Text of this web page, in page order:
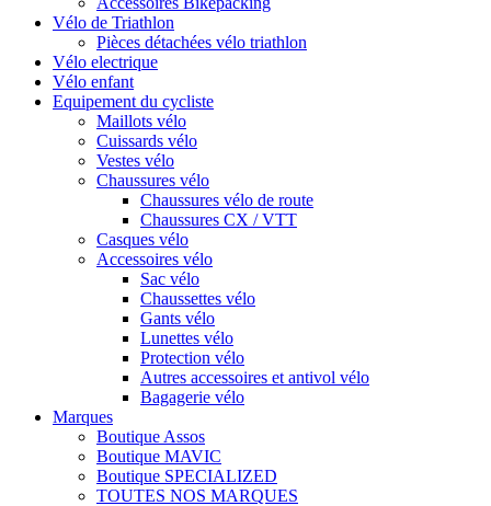
Vélo de Triathlon
Pièces détachées vélo triathlon
Vélo electrique
Vélo enfant
Equipement du cycliste
Maillots vélo
Cuissards vélo
Vestes vélo
Chaussures vélo
Chaussures vélo de route
Chaussures CX / VTT
Casques vélo
Accessoires vélo
Sac vélo
Chaussettes vélo
Gants vélo
Lunettes vélo
Protection vélo
Autres accessoires et antivol vélo
Bagagerie vélo
Marques
Boutique Assos
Boutique MAVIC
Boutique SPECIALIZED
TOUTES NOS MARQUES